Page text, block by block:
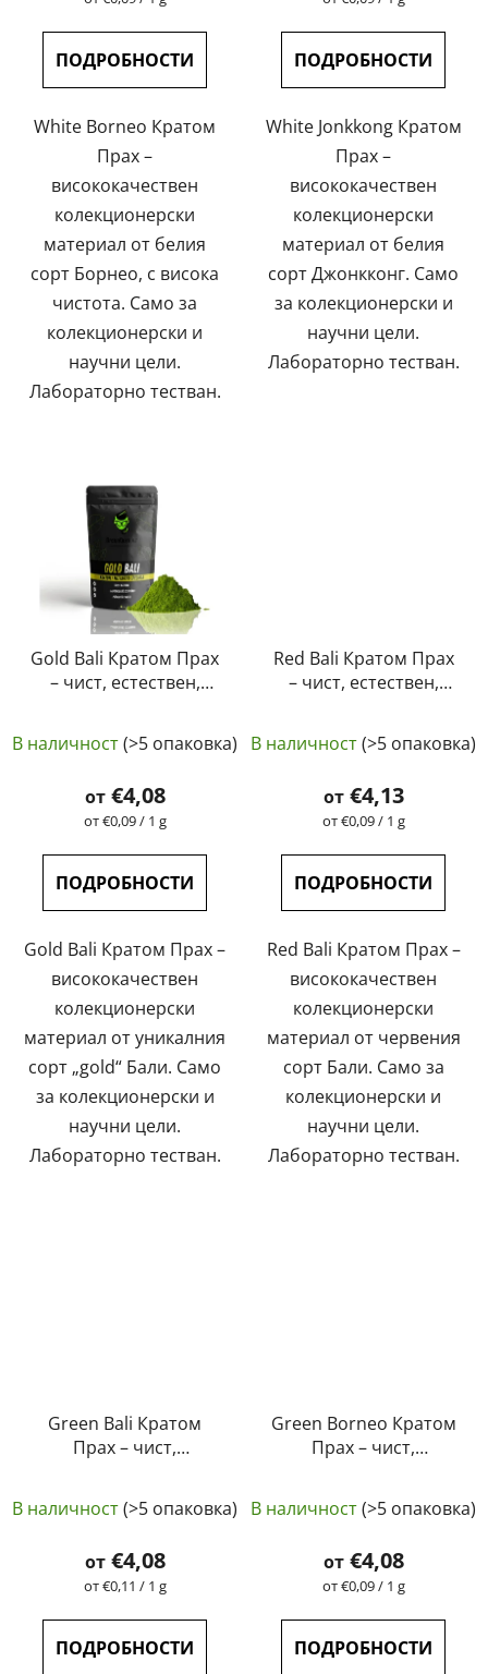
4,5
звезди.
цената:
ПОДРОБНОСТИ
White Borneo Кратом
Прах –
висококачествен
колекционерски
материал от белия
сорт Борнео, с висока
чистота. Само за
колекционерски и
научни цели.
Лабораторно тестван.
4,7
звезди.
цената:
ПОДРОБНОСТИ
White Jonkkong Кратом
Прах –
висококачествен
колекционерски
материал от белия
сорт Джонкконг. Само
за колекционерски и
научни цели.
Лабораторно тестван.
Gold Bali Кратом Прах
– чист, естествен,
оценка
на
продукта
5,0
звезди.
В наличност(>5 опаковка)
от€4,08
Измерване
цената:
от €0,09 / 1 g
ПОДРОБНОСТИ
Gold Bali Кратом Прах –
висококачествен
колекционерски
материал от уникалния
сорт „gold“ Бали. Само
за колекционерски и
научни цели.
Лабораторно тестван.
Red Bali Кратом Прах
– чист, естествен,
оценка
на
продукта
5,0
звезди.
В наличност(>5 опаковка)
от€4,13
Измерване
цената:
от €0,09 / 1 g
ПОДРОБНОСТИ
Red Bali Кратом Прах –
висококачествен
колекционерски
материал от червения
сорт Бали. Само за
колекционерски и
научни цели.
Лабораторно тестван.
Green Bali Кратом
Прах – чист,
| GreenGuru
оценка
на
продукта
4,6
В наличност(>5 опаковка)
от€4,08
Измерване
цената:
от €0,11 / 1 g
ПОДРОБНОСТИ
Green Borneo Кратом
Прах – чист,
| GreenGuru
оценка
на
продукта
5,0
В наличност(>5 опаковка)
от€4,08
Измерване
цената:
от €0,09 / 1 g
ПОДРОБНОСТИ